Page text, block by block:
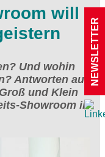
will
Und wohin
Antworten auf
und Klein
Showroom in
NEWSLETTER